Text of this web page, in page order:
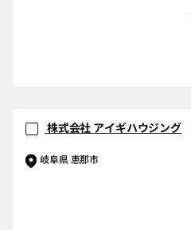
株式会社 アイギハウジング
岐阜県 恵那市